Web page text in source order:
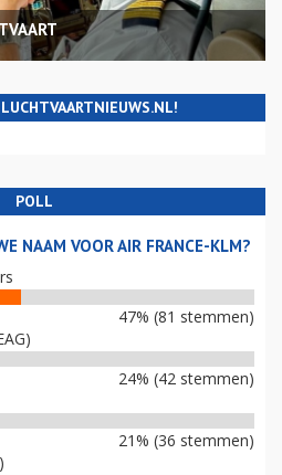
POLL
NAAM VOOR AIR FRANCE-KLM?
47% (81 stemmen)
24% (42 stemmen)
21% (36 stemmen)